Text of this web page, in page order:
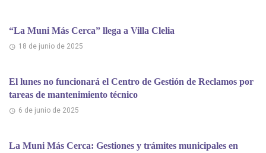
“La Muni Más Cerca” llega a Villa Clelia
18 de junio de 2025
El lunes no funcionará el Centro de Gestión de Reclamos por
tareas de mantenimiento técnico
6 de junio de 2025
La Muni Más Cerca: Gestiones y trámites municipales en